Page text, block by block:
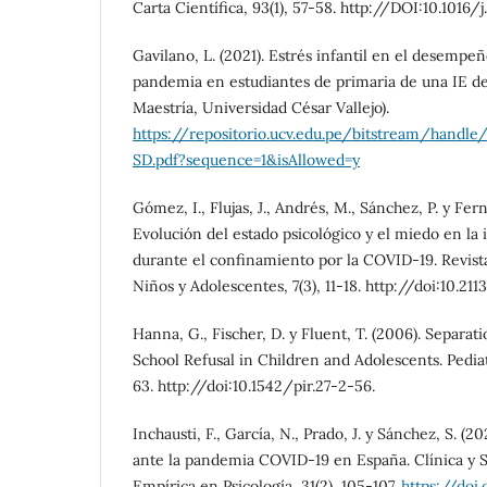
Carta Científica, 93(1), 57-58. http://DOI:10.1016/
Gavilano, L. (2021). Estrés infantil en el
pandemia en estudiantes de primaria de una IE
Maestría, Universidad César Vallejo).
https://repositorio.ucv.edu.pe/bitstream/
SD.pdf?sequence=1&isAllowed=y
Gómez, I., Flujas, J., Andrés, M., Sánchez, P. y
Evolución del estado psicológico y el miedo en la
durante el confinamiento por la COVID-19.
Niños y Adolescentes, 7(3), 11-18. http://
Hanna, G., Fischer, D. y Fluent, T. (2006).
School Refusal in Children and Adolescents.
63. http://doi:10.1542/pir.27-2-56.
Inchausti, F., García, N., Prado, J. y Sánchez, S.
ante la pandemia COVID-19 en España. Clínica y